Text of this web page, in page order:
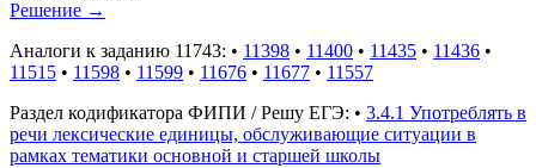
Решение →
Аналоги к заданию 11743: • 11398 • 11400 • 11435 • 11436 •
11515 • 11598 • 11599 • 11676 • 11677 • 11557
Раздел кодификатора ФИПИ / Решу ЕГЭ: • 3.4.1 Употреблять в
речи лексические единицы, обслуживающие ситуации в
рамках тематики основной и старшей школы